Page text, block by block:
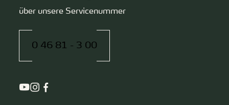
über unsere Servicenummer
0 46 81 - 3 00